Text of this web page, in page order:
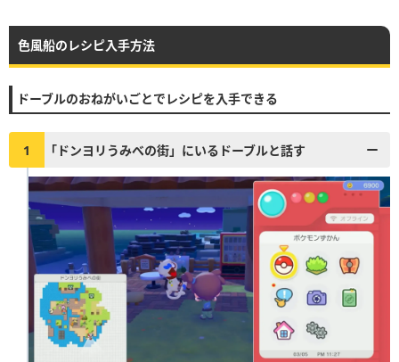
色風船のレシピ入手方法
ドーブルのおねがいごとでレシピを入手できる
1 「ドンヨリうみべの街」にいるドーブルと話す